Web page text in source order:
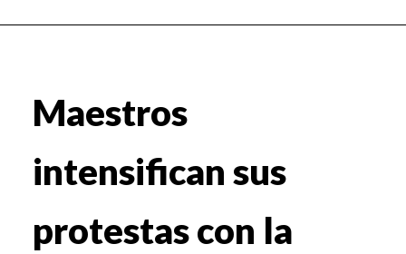
Maestros
intensifican sus
protestas con la